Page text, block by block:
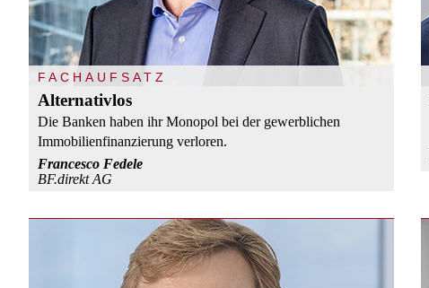
FACHAUFSATZ
Alternativlos
Die Banken haben ihr Monopol bei der gewerblichen
Immobilienfinanzierung verloren.
Francesco Fedele
BF.direkt AG